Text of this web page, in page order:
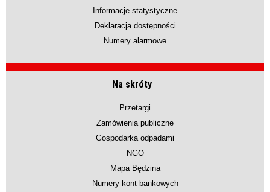
Informacje statystyczne
Deklaracja dostępności
Numery alarmowe
Na skróty
Przetargi
Zamówienia publiczne
Gospodarka odpadami
NGO
Mapa Będzina
Numery kont bankowych